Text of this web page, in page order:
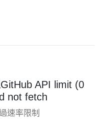
API limit (0
not fetch
速率限制